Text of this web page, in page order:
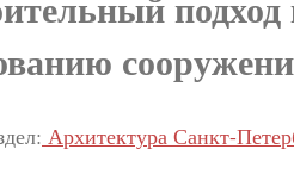
Архитектура Санкт-